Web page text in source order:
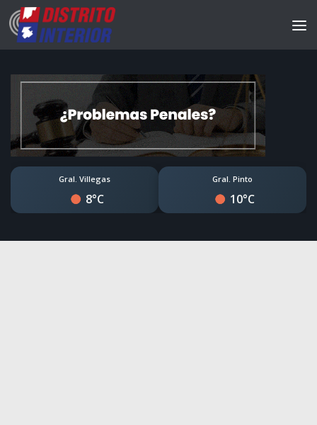
Gral. Villegas
8°C
Gral. Pinto
10°C